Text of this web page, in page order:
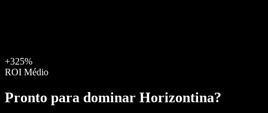
+325%
ROI Médio
Pronto para dominar Horizontina?